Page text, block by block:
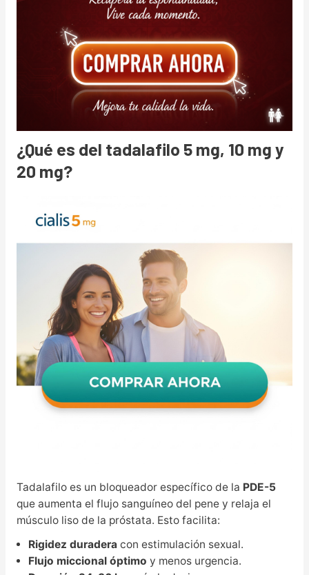
¿Qué es del tadalafilo 5 mg, 10 mg y
20 mg?
Tadalafilo es un bloqueador específico de la PDE-5
que aumenta el flujo sanguíneo del pene y relaja el
músculo liso de la próstata. Esto facilita:
Rigidez duradera con estimulación sexual.
Flujo miccional óptimo y menos urgencia.